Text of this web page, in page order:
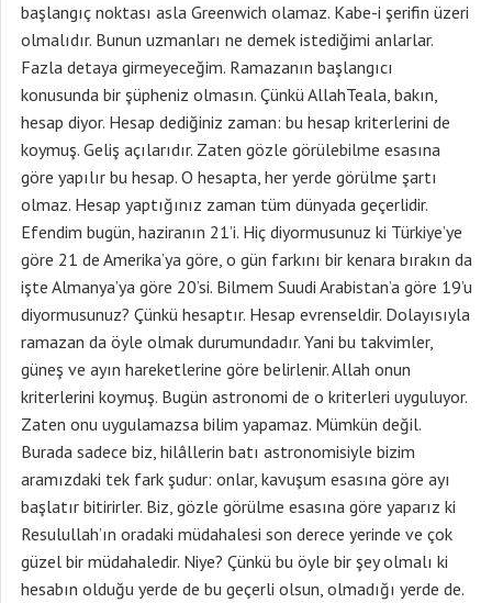
başlangıç noktası asla Greenwich olamaz. Kabe-i şerifin üzeri
olmalıdır. Bunun uzmanları ne demek istediğimi anlarlar.
Fazla detaya girmeyeceğim. Ramazanın başlangıcı
konusunda bir şüpheniz olmasın. Çünkü AllahTeala, bakın,
hesap diyor. Hesap dediğiniz zaman: bu hesap kriterlerini de
koymuş. Geliş açılarıdır. Zaten gözle görülebilme esasına
göre yapılır bu hesap. O hesapta, her yerde görülme şartı
olmaz. Hesap yaptığınız zaman tüm dünyada geçerlidir.
Efendim bugün, haziranın 21’i. Hiç diyormusunuz ki Türkiye’ye
göre 21 de Amerika’ya göre, o gün farkını bir kenara bırakın da
işte Almanya’ya göre 20’si. Bilmem Suudi Arabistan’a göre 19’u
diyormusunuz? Çünkü hesaptır. Hesap evrenseldir. Dolayısıyla
ramazan da öyle olmak durumundadır. Yani bu takvimler,
güneş ve ayın hareketlerine göre belirlenir. Allah onun
kriterlerini koymuş. Bugün astronomi de o kriterleri uyguluyor.
Zaten onu uygulamazsa bilim yapamaz. Mümkün değil.
Burada sadece biz, hilâllerin batı astronomisiyle bizim
aramızdaki tek fark şudur: onlar, kavuşum esasına göre ayı
başlatır bitirirler. Biz, gözle görülme esasına göre yaparız ki
Resulullah’ın oradaki müdahalesi son derece yerinde ve çok
güzel bir müdahaledir. Niye? Çünkü bu öyle bir şey olmalı ki
hesabın olduğu yerde de bu geçerli olsun, olmadığı yerde de.